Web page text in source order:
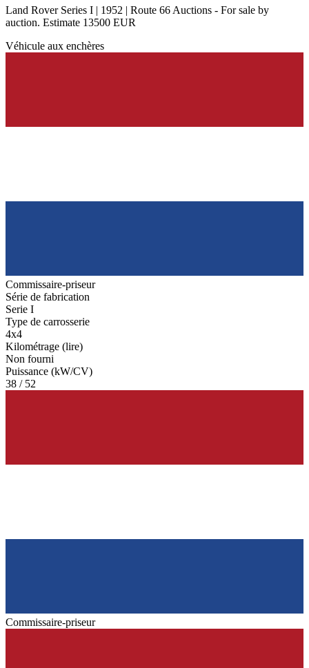
Land Rover Series I | 1952 | Route 66 Auctions - For sale by
auction. Estimate 13500 EUR
Véhicule aux enchères
Commissaire-priseur
Série de fabrication
Serie I
Type de carrosserie
4x4
Kilométrage (lire)
Non fourni
Puissance (kW/CV)
38 / 52
Commissaire-priseur